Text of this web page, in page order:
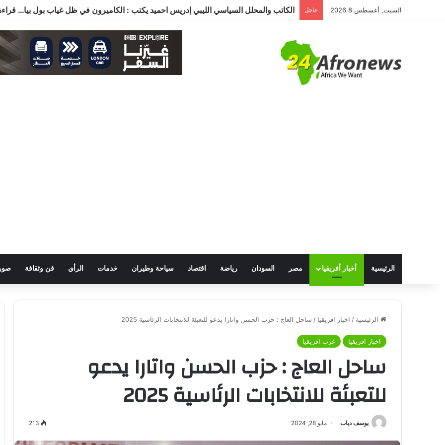
السبت, أغسطس 8 2026 عاجل
الرئيسية أخبار أفريقيا مصر السودان رياضة اقتصاد سياحة وطيران خدمات الرأي فن وثقافة
الرئيسية / اخبار افريقيا / ساحل العاج : حزب الحسن واتارا يدعو للتعبئة للانتخابات الرئاسية 2025
اخبار افريقيا غرب افريقيا
ساحل العاج : حزب الحسن واتارا يدعو
للتعبئة للانتخابات الرئاسية 2025
يوسف دياب مايو 28, 2024 213